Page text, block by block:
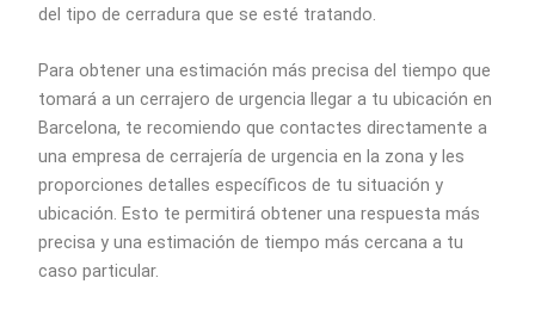
del tipo de cerradura que se esté tratando.
Para obtener una estimación más precisa del tiempo que
tomará a un cerrajero de urgencia llegar a tu ubicación en
Barcelona, te recomiendo que contactes directamente a
una empresa de cerrajería de urgencia en la zona y les
proporciones detalles específicos de tu situación y
ubicación. Esto te permitirá obtener una respuesta más
precisa y una estimación de tiempo más cercana a tu
caso particular.